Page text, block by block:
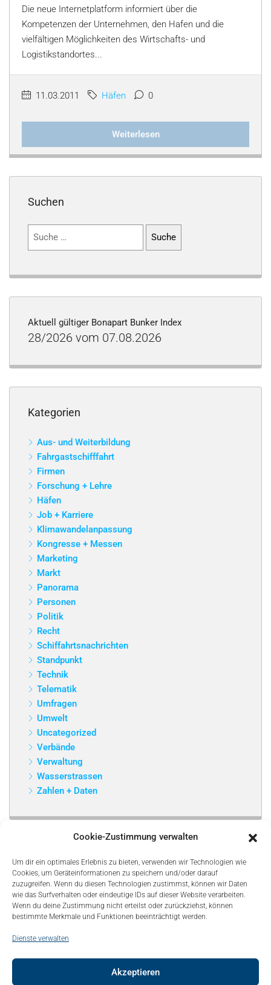
Cookie-Zustimmung verwalten
Um dir ein optimales Erlebnis zu bieten, verwenden wir Technologien wie
Cookies, um Geräteinformationen zu speichern und/oder darauf
zuzugreifen. Wenn du diesen Technologien zustimmst, können wir Daten
wie das Surfverhalten oder eindeutige IDs auf dieser Website verarbeiten.
Wenn du deine Zustimmung nicht erteilst oder zurückziehst, können
bestimmte Merkmale und Funktionen beeinträchtigt werden.
Dienste verwalten
Akzeptieren
Die neue Internetplatform informiert über die
Kompetenzen der Unternehmen, den Hafen und die
vielfältigen Möglichkeiten des Wirtschafts- und
Logistikstandortes...
11.03.2011 Häfen 0
Weiterlesen
Suchen
Suchen
Aktuell gültiger Bonapart Bunker Index
28/2026 vom 07.08.2026
Kategorien
Aus- und Weiterbildung
Fahrgastschifffahrt
Firmen
Forschung + Lehre
Häfen
Job + Karriere
Klimawandelanpassung
Kongresse + Messen
Marketing
Markt
Panorama
Personen
Politik
Recht
Schiffahrtsnachrichten
Standpunkt
Technik
Telematik
Umfragen
Umwelt
Uncategorized
Verbände
Verwaltung
Wasserstrassen
Zahlen + Daten